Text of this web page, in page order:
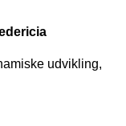
udvikling,